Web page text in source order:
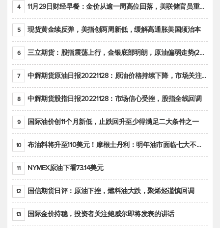
4 11月29日财经早餐：金价从逾一周高位回落，美联储官员重申鹰派立场推动美元回升
5 现货黄金续反弹，美指创两周新低，缓解高通胀美国须治本
6 三立期货：股指震荡上行，金银底部明朗，原油偏弱走势(20221128收评)
7 中辉期货原油日报20221128：原油价格持续下降，市场关注OPEC+新一轮产能政策
8 中辉期货股指日报20221128：市场信心受挫，股指全线回调
9 国际油价创11个月新低，止跌回升至少得满足二大条件之一
10 布油料将升至110美元！摩根士丹利：明年油市面临七大不确定性
11 NYMEX原油下看73.14美元
12 国信期货日评：原油下挫，燃料油大跌，聚烯烃谨慎回调
13 国际金价持稳，投资者关注鲍威尔即将发表的讲话